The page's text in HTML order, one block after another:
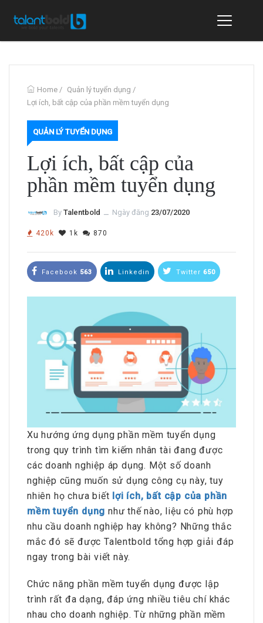
Home / Quản lý tuyển dụng /
Lợi ích, bất cập của phần mềm tuyển dụng
QUẢN LÝ TUYỂN DỤNG
Lợi ích, bất cập của
phần mềm tuyển dụng
By Talentbold ــ Ngày đăng 23/07/2020
420k 1k 870
Facebook 563 Linkedin Twitter 650
Xu hướng ứng dụng phần mềm tuyển dụng
trong quy trình tìm kiếm nhân tài đang được
các doanh nghiệp áp dụng. Một số doanh
nghiệp cũng muốn sử dụng công cụ này, tuy
nhiên họ chưa biết lợi ích, bất cập của phần
mềm tuyển dụng như thế nào, liệu có phù hợp
nhu cầu doanh nghiệp hay không? Những thắc
mắc đó sẽ được Talentbold tổng hợp giải đáp
ngay trong bài viết này.
Chức năng phần mềm tuyển dụng được lập
trình rất đa dạng, đáp ứng nhiều tiêu chí khác
nhau cho doanh nghiệp. Từ những phần mềm